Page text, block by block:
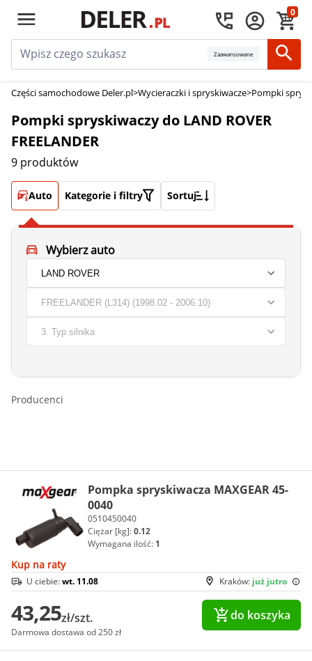
0
Zaawansowane
Części samochodowe Deler.pl>Wycieraczki i spryskiwacze>Pompki
Pompki spryskiwaczy do LAND ROVER
FREELANDER
9 produktów
Auto Kategorie i filtry Sortuj
Wybierz auto
Producenci
Pompka spryskiwacza MAXGEAR 45-
0040
0510450040
Ciężar [kg]:0.12
Wymagana ilość: 1
Kup na raty
Kraków: już jutro
U ciebie:wt. 11.08
43,25zł/szt.
Darmowa dostawa od 250 zł
do koszyka